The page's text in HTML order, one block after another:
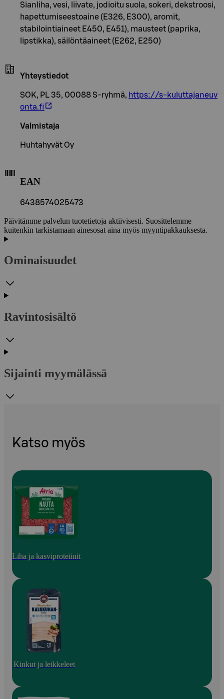
Sianliha, vesi, liivate, jodioitu suola, sokeri, dekstroosi,
hapettumiseestoaine (E326, E300), aromit,
stabilointiaineet E450, E451), mausteet (paprika,
lipstikka), säilöntäaineet (E262, E250)
Yhteystiedot
SOK, PL 35, 00088 S-ryhmä, https://s-kuluttajaneuv
onta.fi
Valmistaja
Huhtahyvät Oy
EAN
6438574025473
Päivitämme palvelun tuotetietoja aktiivisesti. Suosittelemme
kuitenkin tarkistamaan ainesosat aina myös myyntipakkauksesta.
Ominaisuudet
Ravintosisältö
Sijainti myymälässä
Katso myös
Liha ja kasviproteiinit
Kinkut ja leikkeleet